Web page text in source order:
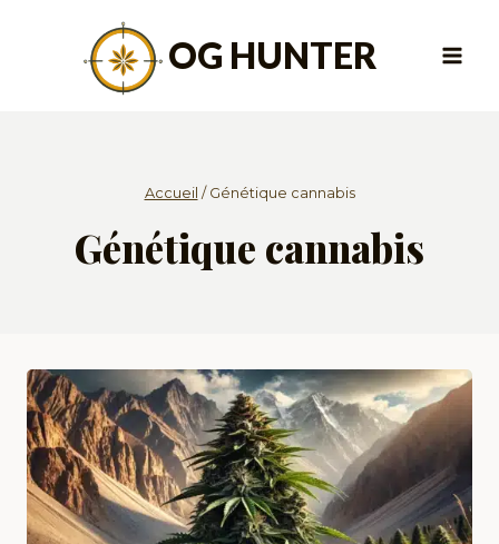
OG HUNTER
Accueil / Génétique cannabis
Génétique cannabis